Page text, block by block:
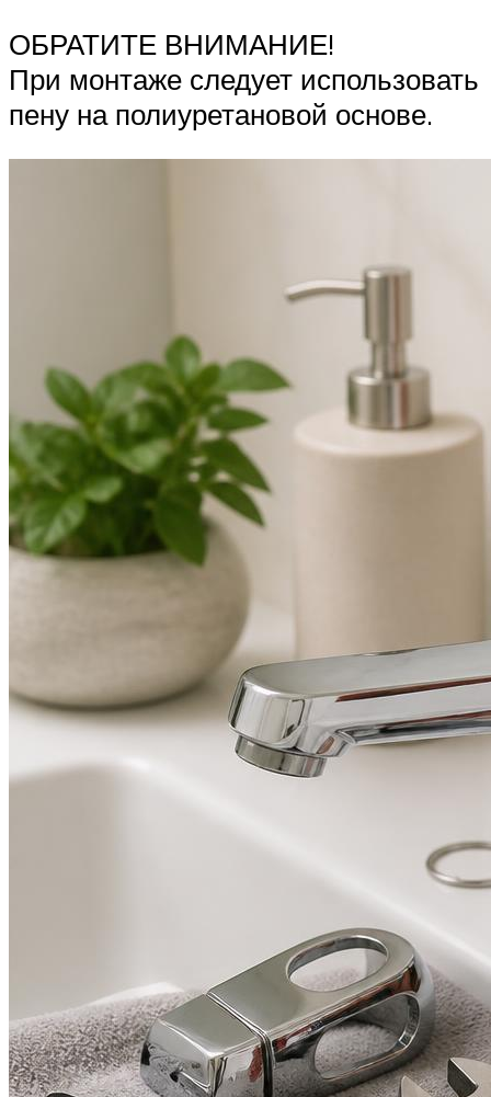
ОБРАТИТЕ ВНИМАНИЕ!
При монтаже следует использовать
пену на полиуретановой основе.